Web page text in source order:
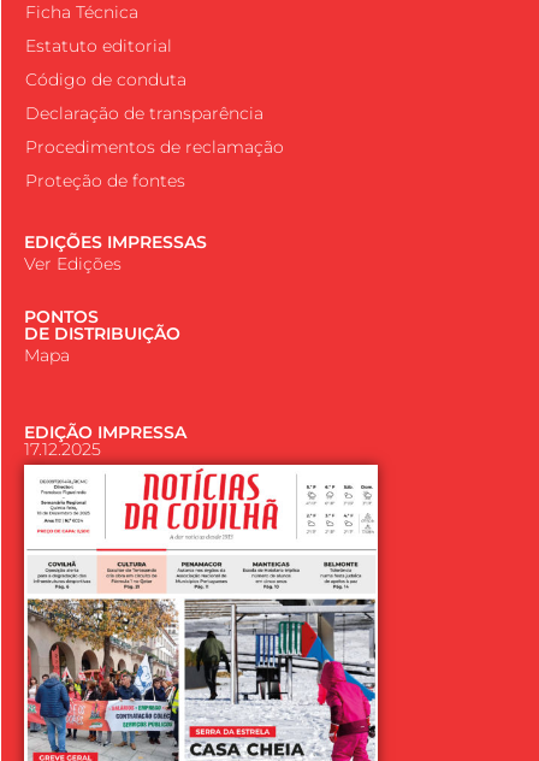
Ficha Técnica
Estatuto editorial
Código de conduta
Declaração de transparência
Procedimentos de reclamação
Proteção de fontes
EDIÇÕES IMPRESSAS
Ver Edições
PONTOS
DE DISTRIBUIÇÃO
Mapa
EDIÇÃO IMPRESSA
17.12.2025